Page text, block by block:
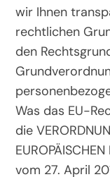
wir Ihnen
rechtlichen
den
Was das EU-
die
vom 27. April